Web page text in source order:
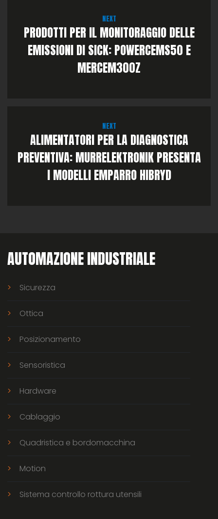
NEXT
PRODOTTI PER IL MONITORAGGIO DELLE
EMISSIONI DI SICK: POWERCEMS50 E
MERCEM300Z
NEXT
ALIMENTATORI PER LA DIAGNOSTICA
PREVENTIVA: MURRELEKTRONIK PRESENTA
I MODELLI EMPARRO HIBRYD
AUTOMAZIONE INDUSTRIALE
Sicurezza
Ottica
Posizionamento
Sensoristica
Hardware
Cablaggio
Quadristica e bordomacchina
Motion
Sistema controllo rottura utensili